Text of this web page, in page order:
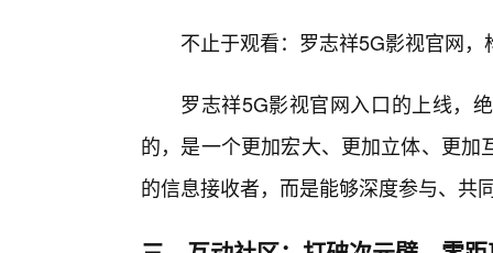
不止于观看：罗志祥5G影视官网
罗志祥5G影视官网入口的上线，
的，是一个更加宏大、更加立体、更
的信息接收者，而是能够深度参与、共